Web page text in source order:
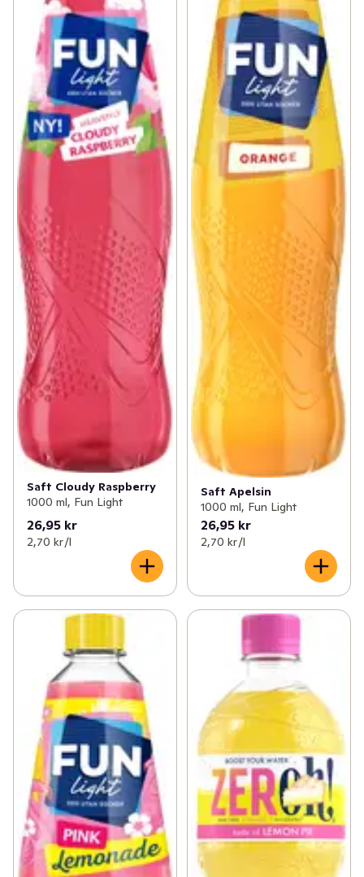
Saft Cloudy Raspberry
1000 ml, Fun Light
26,95 kr
2,70 kr /l
Saft Apelsin
1000 ml, Fun Light
26,95 kr
2,70 kr /l